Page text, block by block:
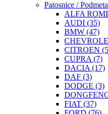
Patosnice /
ALFA
AUDI (35)
BMW (47)
CITROEN
CUPRA (7)
DACIA (17)
DAF (3)
DODGE (3)
FIAT (37)